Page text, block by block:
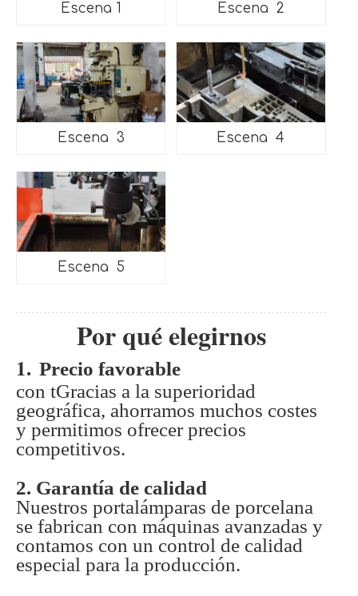
Escena 1 Escena 2
Escena 3 Escena 4
Escena 5
Por qué elegirnos
1. Precio favorable
con tGracias a la superioridad
geográfica, ahorramos muchos costes
y permitimos ofrecer precios
competitivos.
2. Garantía de calidad
Nuestros portalámparas de porcelana
se fabrican con máquinas avanzadas y
contamos con un control de calidad
especial para la producción.